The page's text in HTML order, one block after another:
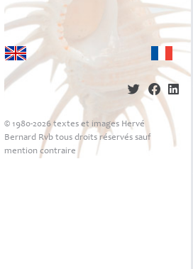
© 1980-2026 textes et images Hervé
Bernard Rvb tous droits réservés sauf
mention contraire